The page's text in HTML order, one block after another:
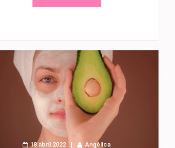
18 abril 2022 Angélica